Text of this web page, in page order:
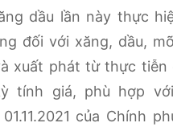
dầu lần này thực
đối với xăng, dầu,
xuất phát từ thực
tính giá, phù hợp
của Chính